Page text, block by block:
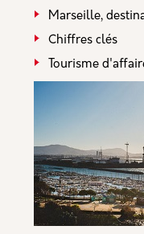
Marseille,
Chiffres clés
Tourisme